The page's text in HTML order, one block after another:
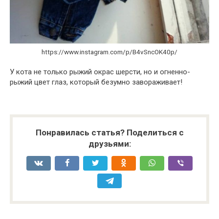
https://www.instagram.com/p/B4vSncOK40p/
У кота не только рыжий окрас шерсти, но и огненно-
рыжий цвет глаз, который безумно завораживает!
Понравилась статья? Поделиться с
друзьями: